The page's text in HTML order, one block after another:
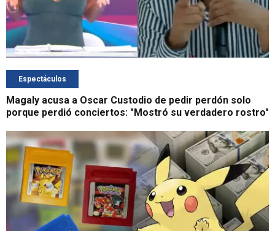
Espectáculos
Magaly acusa a Oscar Custodio de pedir perdón solo
porque perdió conciertos: "Mostró su verdadero rostro"